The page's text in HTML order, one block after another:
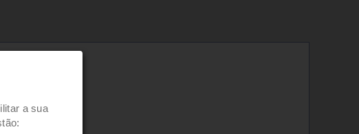
a sua